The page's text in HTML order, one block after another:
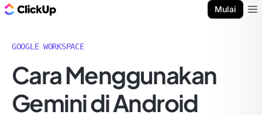
Mulai
GOOGLE WORKSPACE
Cara Menggunakan
Gemini di Android